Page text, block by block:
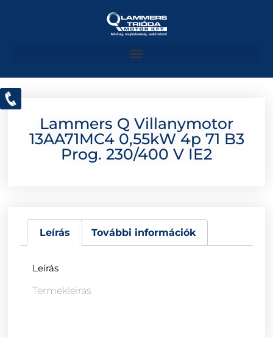
Lammers Q Villanymotor
13AA71MC4 0,55kW 4p 71 B3
Prog. 230/400 V IE2
Leírás További információk
Leírás
Termekleiras